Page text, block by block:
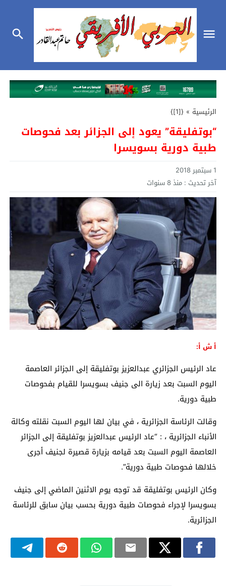
الرئيسية »
{[1]}
“بوتفليقة” يعود إلى الجزائر بعد فحوصات
طبية دورية بسويسرا
1 سبتمبر 2018
آخر تحديث : منذ 8 سنوات
أ ش أ:
عاد الرئيس الجزائري عبدالعزيز بوتفليقة إلى الجزائر العاصمة
اليوم السبت بعد زيارة الى جنيف بسويسرا للقيام بفحوصات
طبية دورية.
وقالت الرئاسة الجزائرية ، في بيان لها اليوم السبت نقلته وكالة
الأنباء الجزائرية ، : “عاد الرئيس عبدالعزيز بوتفليقة إلى الجزائر
العاصمة اليوم السبت بعد قيامه بزيارة قصيرة لجنيف أجرى
خلالها فحوصات طبية دورية”.
وكان الرئيس بوتفليقة قد توجه يوم الاثنين الماضي إلى جنيف
بسويسرا لإجراء فحوصات طبية دورية بحسب بيان سابق للرئاسة
الجزائرية.